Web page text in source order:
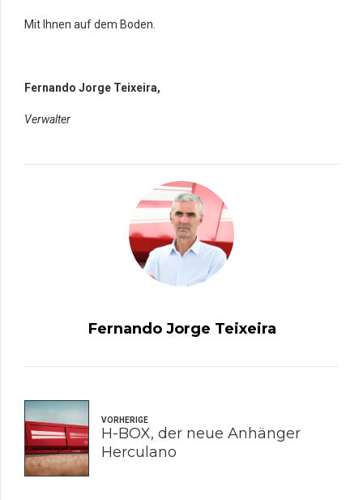
Mit Ihnen auf dem Boden.
Fernando Jorge Teixeira,
Verwalter
Fernando Jorge Teixeira
VORHERIGE
H-BOX, der neue Anhänger
Herculano